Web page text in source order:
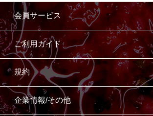
会員サービス
ご利用ガイド
規約
企業情報/その他